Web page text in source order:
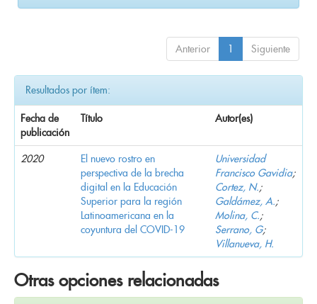
Anterior 1 Siguiente
Resultados por ítem:
Fecha de
publicación
Título Autor(es)
2020
El nuevo rostro en
perspectiva de la brecha
digital en la Educación
Superior para la región
Latinoamericana en la
coyuntura del COVID-19
Universidad
Francisco Gavidia;
Cortez, N.;
Galdámez, A.;
Molina, C.;
Serrano, G;
Villanueva, H.
Otras opciones relacionadas